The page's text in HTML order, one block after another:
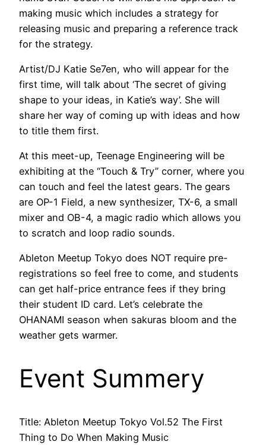
making music which includes a strategy for
releasing music and preparing a reference track
for the strategy.
Artist/DJ Katie Se7en, who will appear for the
first time, will talk about ‘The secret of giving
shape to your ideas, in Katie’s way’. She will
share her way of coming up with ideas and how
to title them first.
At this meet-up, Teenage Engineering will be
exhibiting at the “Touch & Try” corner, where you
can touch and feel the latest gears. The gears
are OP-1 Field, a new synthesizer, TX-6, a small
mixer and OB-4, a magic radio which allows you
to scratch and loop radio sounds.
Ableton Meetup Tokyo does NOT require pre-
registrations so feel free to come, and students
can get half-price entrance fees if they bring
their student ID card. Let’s celebrate the
OHANAMI season when sakuras bloom and the
weather gets warmer.
Event Summery
Title: Ableton Meetup Tokyo Vol.52 The First
Thing to Do When Making Music